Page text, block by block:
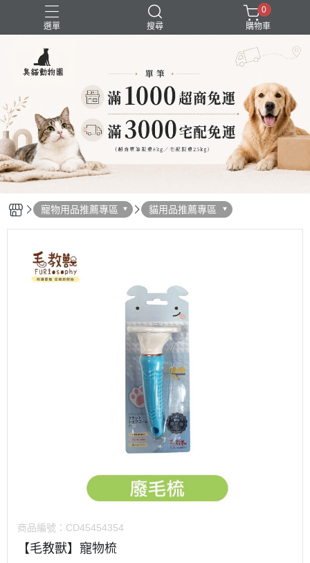
選單 搜尋
新品上市 精選商品 試吃組合 超強除臭
0
購物車
寵物用品推薦專區 貓用品推薦專區
商品編號： CD45454354
【毛教獸】寵物梳